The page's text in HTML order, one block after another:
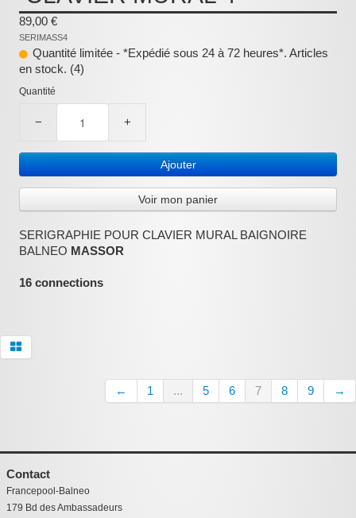
Les bonnes affaires
Composants électroniques
F.A.Q (Foire aux questions)
Contact
89,00 €
SERIMASS4
Quantité limitée - *Expédié sous 24 à 72 heures*. Articles
en stock. (4)
Quantité
− +
Ajouter
Voir mon panier
SERIGRAPHIE POUR CLAVIER MURAL BAIGNOIRE
BALNEO MASSOR
16 connections
← 1 ... 5 6 7 8 9 →
Contact
Francepool-Balneo
179 Bd des Ambassadeurs